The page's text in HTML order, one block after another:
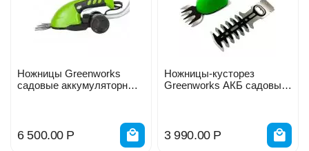
Ножницы Greenworks
садовые аккумуляторные
6 500.00 Р
Ножницы-кусторез
Greenworks АКБ садовые
3 990.00 Р